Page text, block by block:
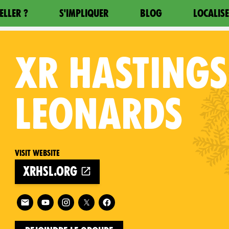
? S'IMPLIQUER BLOG
XR
LEONARDS
Visit website
xrhsl.org
Follow XR Hastings and St Leonards on